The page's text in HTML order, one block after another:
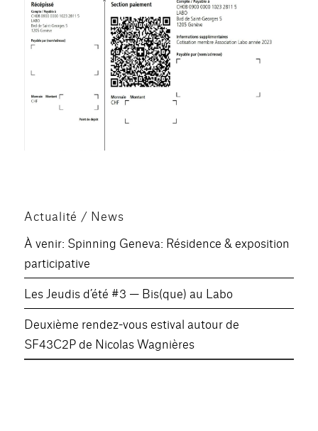
Actualité / News
À venir: Spinning Geneva: Résidence & exposition
participative
Les Jeudis d’été #3 — Bis(que) au Labo
Deuxième rendez-vous estival autour de
SF43C2P de Nicolas Wagnières